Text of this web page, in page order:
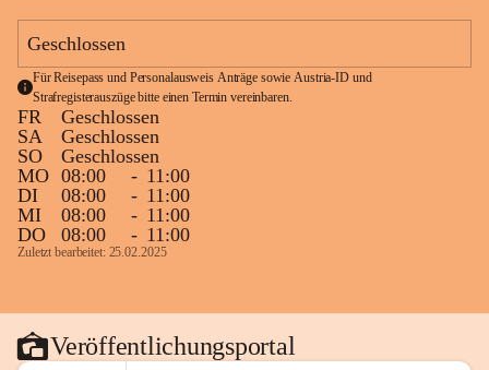
Geschlossen
Für Reisepass und Personalausweis Anträge sowie Austria-ID und
Strafregisterauszüge bitte einen Termin vereinbaren.
FR
Geschlossen
SA
Geschlossen
SO
Geschlossen
MO 08:00 - 11:00
DI
08:00 - 11:00
MI
08:00 - 11:00
DO
08:00 - 11:00
Zuletzt bearbeitet: 25.02.2025
Veröffentlichungsportal